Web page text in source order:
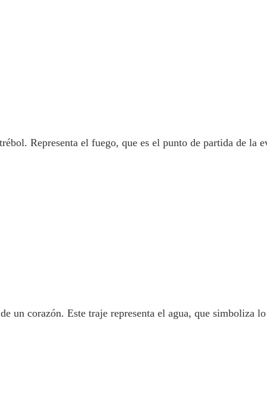
Representa el fuego, que es el punto de partida de la
un corazón. Este traje representa el agua, que simboliza